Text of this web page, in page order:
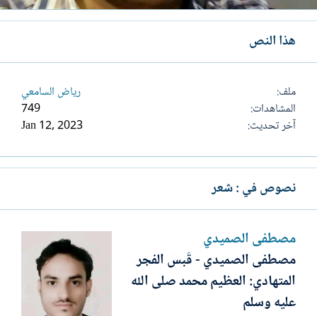
هذا النص
ملف
رياض السامعي
المشاهدات
749
آخر تحديث
Jan 12, 2023
نصوص في : شعر
مصطفى الصميدي
مصطفى الصميدي - قَبس الفجر
المتهادي: العظيم محمد صلى الله
عليه وسلم